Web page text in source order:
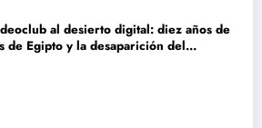
al desierto digital: diez años de
de Egipto y la desaparición del